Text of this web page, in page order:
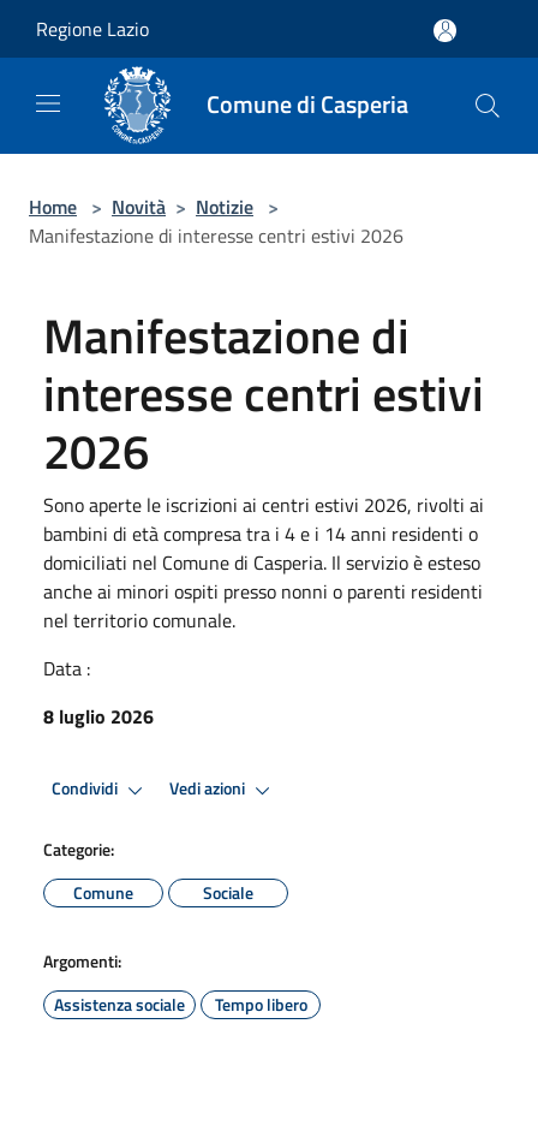
Regione Lazio
Comune di Casperia
Home > Novità > Notizie >
Manifestazione di interesse centri estivi 2026
Manifestazione di
interesse centri estivi
2026
Sono aperte le iscrizioni ai centri estivi 2026, rivolti ai
bambini di età compresa tra i 4 e i 14 anni residenti o
domiciliati nel Comune di Casperia. Il servizio è esteso
anche ai minori ospiti presso nonni o parenti residenti
nel territorio comunale.
Data :
8 luglio 2026
Condividi Vedi azioni
Categorie:
Comune
Sociale
Argomenti:
Assistenza sociale
Tempo libero